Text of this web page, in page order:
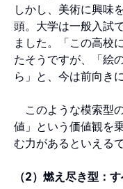
しかし、美術に興味
頭。大学は一般入試
ました。「この高校
たそうですが、「絵
ら」と、今は前向き
このような模索型
値」という価値観を
む力があるといえる
（2）燃え尽き型：